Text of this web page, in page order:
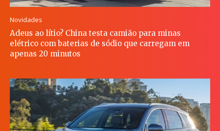
Novidades
Adeus ao lítio? China testa camião para minas
elétrico com baterias de sódio que carregam em
apenas 20 minutos